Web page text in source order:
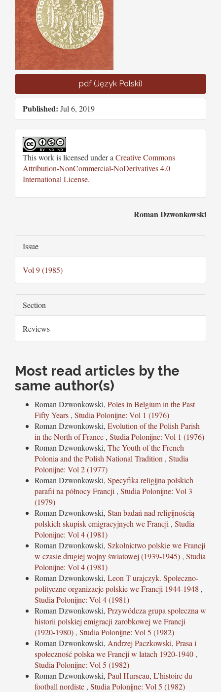
pdf (Język Polski)
Published: Jul 6, 2019
This work is licensed under a Creative Commons
Attribution-NonCommercial-NoDerivatives 4.0
International License.
Article
Content
Roman Dzwonkowski
Article
Details
Issue
Vol 9 (1985)
Section
Reviews
Most read articles by the
same author(s)
Roman Dzwonkowski, Poles in Belgium in the Past
Fifty Years , Studia Polonijne: Vol 1 (1976)
Roman Dzwonkowski, Evolution of the Polish Parish
in the North of France , Studia Polonijne: Vol 1 (1976)
Roman Dzwonkowski, The Youth of the French
Polonia and the Polish National Tradition , Studia
Polonijne: Vol 2 (1977)
Roman Dzwonkowski, Specyfika religijna polskich
parafii na północy Francji , Studia Polonijne: Vol 3
(1979)
Roman Dzwonkowski, Stan badań nad religijnością
polskich skupisk emigracyjnych we Francji , Studia
Polonijne: Vol 4 (1981)
Roman Dzwonkowski, Szkolnictwo polskie we Francji
w czasie drugiej wojny światowej (1939-1945) , Studia
Polonijne: Vol 4 (1981)
Roman Dzwonkowski, Leon T urajczyk. Społeczno-
polityczne organizacje polskie we Francji 1944-1948 ,
Studia Polonijne: Vol 4 (1981)
Roman Dzwonkowski, Przywódcza grupa społeczna w
historii polskiej emigracji zarobkowej we Francji
(1920-1980) , Studia Polonijne: Vol 5 (1982)
Roman Dzwonkowski, Andrzej Paczkowski, Prasa i
społeczność polska we Francji w latach 1920-1940 ,
Studia Polonijne: Vol 5 (1982)
Roman Dzwonkowski, Paul Hurseau, L’histoire du
football nordiste , Studia Polonijne: Vol 5 (1982)